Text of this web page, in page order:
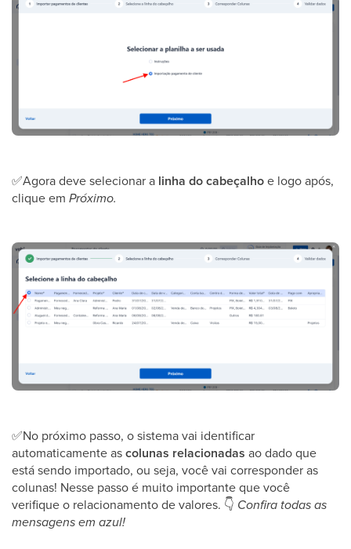
✅Agora deve selecionar a linha do cabeçalhoe logo após,
clique em Próximo.
✅No próximo passo, o sistema vai identificar
automaticamente ascolunas relacionadas ao dado que
está sendo importado, ou seja, você vai corresponder as
colunas! Nesse passo é muito importante que você
verifique o relacionamento de valores. 👇 Confira todas as
mensagens em azul!